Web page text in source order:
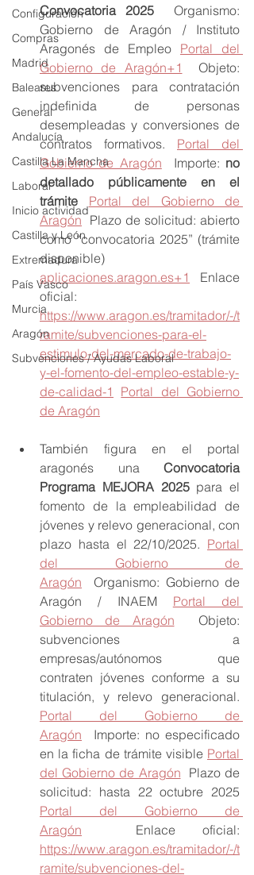
Configuración
Compras
Madrid
Baleares
General
Andalucía
Castilla La Mancha
Laboral
Inicio actividad
Castilla y León
Extremadura
País Vasco
Murcia
Aragón
Subvenciones / Ayudas Laboral
Convocatoria 2025 Organismo:
Gobierno de Aragón / Instituto
Aragonés de Empleo Portal del
Gobierno de Aragón+1
Objeto:
subvenciones para contratación
indefinida de personas
desempleadas y conversiones de
contratos formativos. Portal del
Gobierno de Aragón Importe: no
detallado públicamente en el
trámite
Portal del Gobierno de
Aragón Plazo de solicitud: abierto
como “convocatoria 2025” (trámite
aplicaciones.aragon.es+1
Enlace
https://www.aragon.es/tramitador/-/t
ramite/subvenciones-para-el-
estimulo-del-mercado-de-trabajo-
y-el-fomento-del-empleo-estable-y-
de-calidad-1
Portal del Gobierno
de Aragón
También figura en el portal
aragonés una Convocatoria
Programa MEJORA 2025 para el
fomento de la empleabilidad de
jóvenes y relevo generacional, con
plazo hasta el 22/10/2025. Portal
del Gobierno de
Aragón Organismo: Gobierno de
Aragón / INAEM Portal del
Gobierno de Aragón Objeto:
subvenciones a
empresas/autónomos que
contraten jóvenes conforme a su
Portal del Gobierno de
Aragón Importe: no especificado
en la ficha de trámite visible Portal
del Gobierno de Aragón Plazo de
Portal del Gobierno de
Aragón
https://www.aragon.es/tramitador/-/t
ramite/subvenciones-del-